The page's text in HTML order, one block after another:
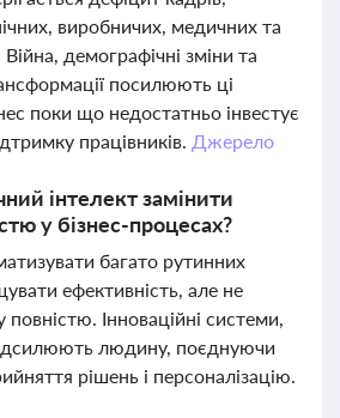
виробничих, медичних та
Війна, демографічні зміни та
посилюють ці
поки що недостатньо інвестує
працівників. Джерело
інтелект замінити
у бізнес-процесах?
багато рутинних
ефективність, але не
Інноваційні системи,
людину, поєднуючи
рішень і персоналізацію.